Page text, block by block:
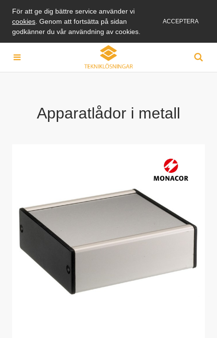
För att ge dig bättre service använder vi
cookies . Genom att fortsätta på sidan
godkänner du vår användning av cookies.
ACCEPTERA
Apparatlådor i metall